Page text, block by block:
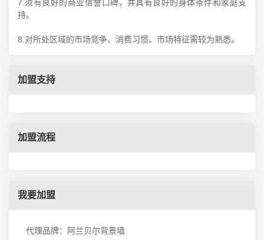
7.须有良好的商业信誉口碑，并具有良好的身体条件和家庭支
持。
8.对所处区域的市场竞争、消费习惯、市场特征需较为熟悉。
加盟支持
加盟流程
我要加盟
代理品牌：阿兰贝尔背景墙